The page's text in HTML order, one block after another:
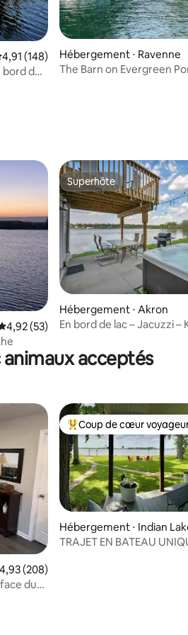
: 5 sur 5
moyenne sur la base de 148
4,91 (148)
bord de
Hébergement ⋅ Ravenne
The Barn on Evergreen
: 5 sur 5
appréciés
moyenne sur la base de 53
4,92 (53)
Superhôte
Superhôte
Hébergement ⋅ Akron
En bord de lac – Jacuzzi –
acceptés
: 4,91 sur 5
appréciés
moyenne sur la base de 208
4,93 (208)
du
Coups de cœur voyageurs
Coup de cœur
Hébergement ⋅ Indian
TRAJET EN BATEAU